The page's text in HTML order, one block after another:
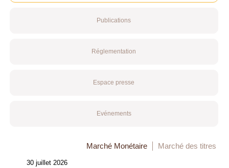
Publications
Réglementation
Espace presse
Evénements
Marché Monétaire Marché des titres
30 juillet 2026